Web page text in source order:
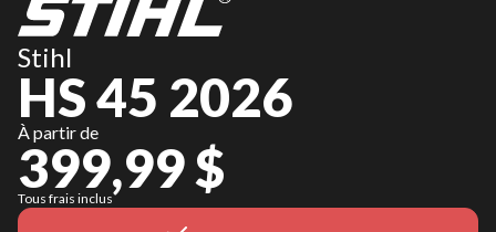
Stihl
HS 45 2026
À partir de
399,99 $
Tous frais inclus